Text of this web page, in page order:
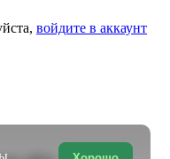
войдите в аккаунт